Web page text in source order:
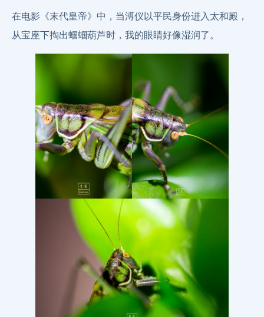
在电影《末代皇帝》中，当溥仪以平民身份进入太和殿，
从宝座下掏出蝈蝈葫芦时，我的眼睛好像湿润了。